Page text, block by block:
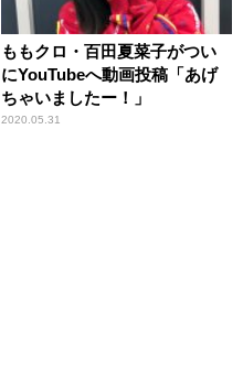
ももクロ・百田夏菜子がつい
にYouTubeへ動画投稿「あげ
ちゃいましたー！」
2020.05.31